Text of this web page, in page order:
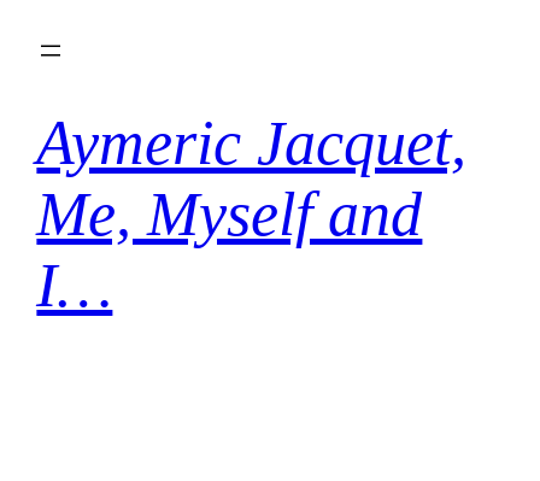
Aymeric Jacquet,
Me, Myself and
I…